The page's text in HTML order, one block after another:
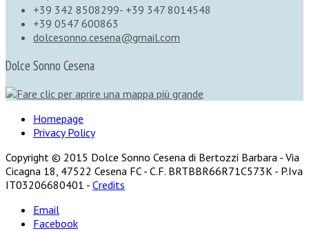
+39 342 8508299- +39 347 8014548
+39 0547 600863
dolcesonno.cesena@gmail.com
Dolce Sonno Cesena
Homepage
Privacy Policy
Copyright © 2015 Dolce Sonno Cesena di Bertozzi Barbara - Via
Cicagna 18, 47522 Cesena FC - C.F. BRTBBR66R71C573K - P.Iva
IT03206680401 - Credits
Email
Facebook